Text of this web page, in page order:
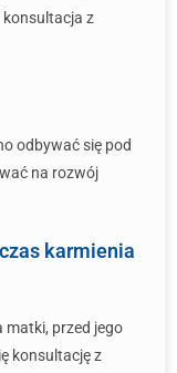
konsultacja z
odbywać się pod
na rozwój
karmienia
matki, przed jego
konsultację z